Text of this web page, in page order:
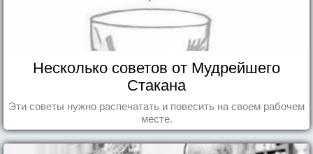
Несколько советов от Мудрейшего
Стакана
Эти советы нужно распечатать и повесить на своем рабочем
месте.